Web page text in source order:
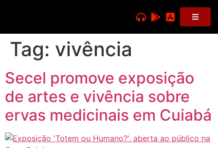
Tag: vivência
Secel promove exposição
de artes e vivência sobre
ervas medicinais em Cuiabá